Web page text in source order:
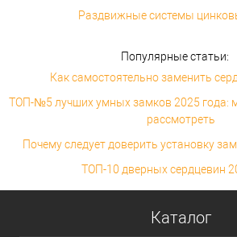
Раздвижные системы
Популярные статьи:
Как самостоятельно заменить
ТОП-№5 лучших умных замков 2025 года:
рассмотреть
Почему следует доверить установку
ТОП-10 дверных сердцевин
Каталог